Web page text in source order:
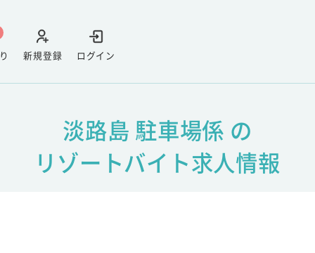
ログイン
新規登録
淡路島 駐車場係 の
リゾートバイト求人情報